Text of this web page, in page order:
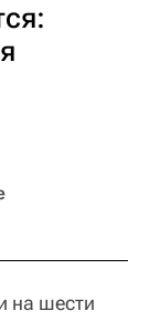
на шести